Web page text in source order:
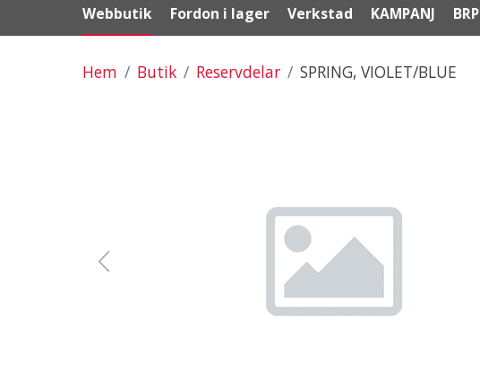
Webbutik Fordon i lager Verkstad KAMPANJ BRP
Hem Butik Reservdelar SPRING, VIOLET/BLUE